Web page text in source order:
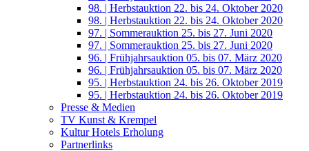
98. | Herbstauktion 22. bis 24. Oktober 2020
98. | Herbstauktion 22. bis 24. Oktober 2020
97. | Sommerauktion 25. bis 27. Juni 2020
97. | Sommerauktion 25. bis 27. Juni 2020
96. | Frühjahrsauktion 05. bis 07. März 2020
96. | Frühjahrsauktion 05. bis 07. März 2020
95. | Herbstauktion 24. bis 26. Oktober 2019
95. | Herbstauktion 24. bis 26. Oktober 2019
Presse & Medien
TV Kunst & Krempel
Kultur Hotels Erholung
Partnerlinks